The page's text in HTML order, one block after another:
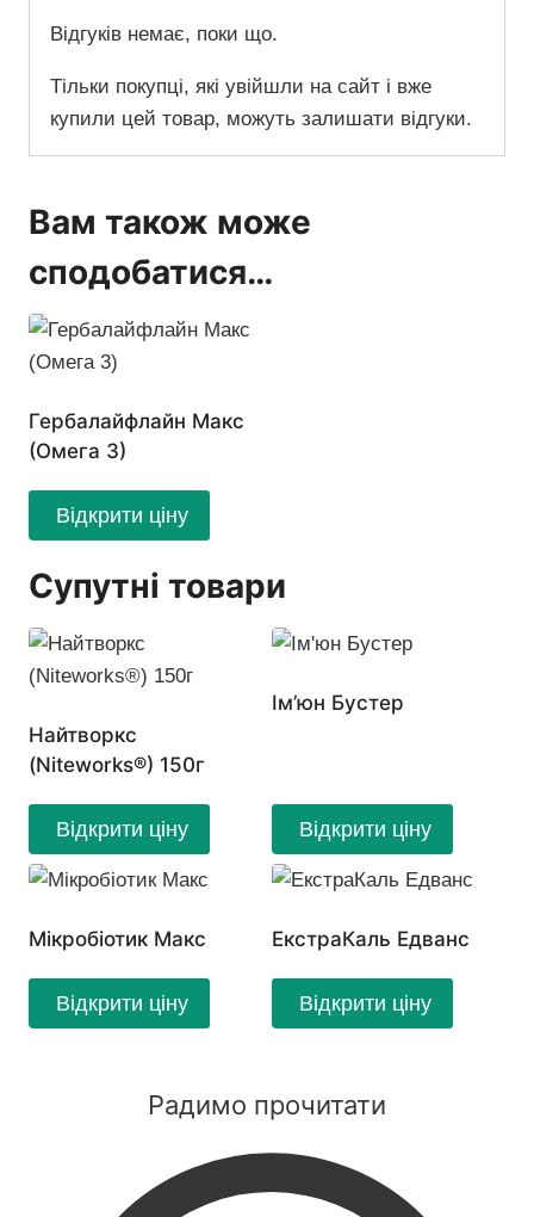
Відгуків немає, поки що.
Тільки покупці, які увійшли на сайт і вже
купили цей товар, можуть залишати відгуки.
Вам також може
сподобатися…
Гербалайфлайн Макс
(Омега 3)
Відкрити ціну
Супутні товари
Найтворкс
(Niteworks®) 150г
Відкрити ціну
Ім’юн Бустер
Відкрити ціну
Мікробіотик Макс
Відкрити ціну
ЕкстраКаль Едванс
Відкрити ціну
Радимо прочитати